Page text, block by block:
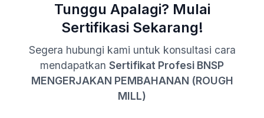
Tunggu Apalagi? Mulai
Sertifikasi Sekarang!
Segera hubungi kami untuk konsultasi cara
mendapatkan Sertifikat Profesi BNSP
MENGERJAKAN PEMBAHANAN (ROUGH
MILL)